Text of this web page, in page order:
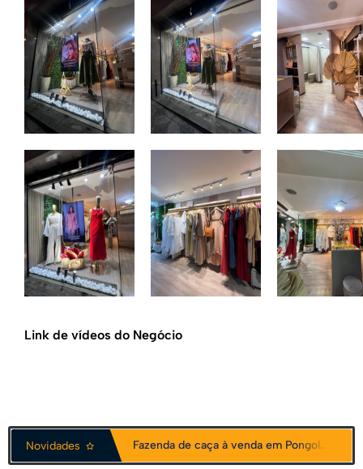
Link de vídeos do Negócio
Novidades
Fazenda de caça à venda em Pongola, África do Sul